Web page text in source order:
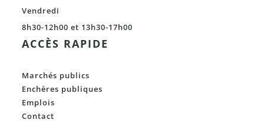
Vendredi
8h30-12h00 et 13h30-17h00
ACCÈS RAPIDE
Marchés publics
Enchères publiques
Emplois
Contact